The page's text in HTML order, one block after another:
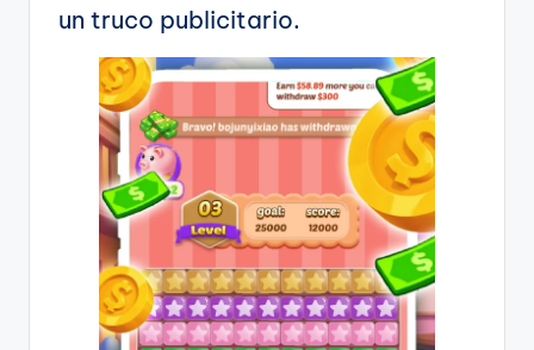
un truco publicitario.